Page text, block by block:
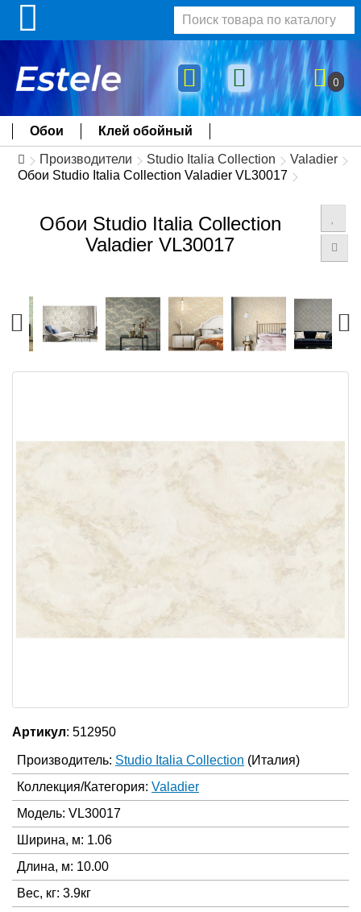
0
Обои Клей обойный
Производители Studio Italia Collection
Valadier
Обои Studio Italia Collection Valadier VL30017
Обои Studio Italia Collection
Valadier VL30017
Артикул: 512950
Производитель: Studio Italia Collection (Италия)
Коллекция/Категория: Valadier
Модель: VL30017
Ширина, м: 1.06
Длина, м: 10.00
Вес, кг: 3.9кг